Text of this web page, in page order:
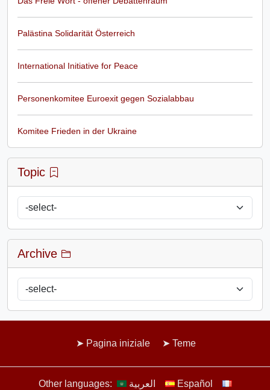
Palästina Solidarität Österreich
International Initiative for Peace
Personenkomitee Euroexit gegen Sozialabbau
Komitee Frieden in der Ukraine
Topic
Archive
Pagina iniziale Teme
Other languages: العربية Español